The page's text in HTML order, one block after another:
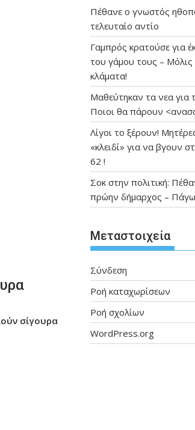
σίγουρα
Πέθανε ο γνωστός
τελευταίο αντίο
Γαμπρός κρατούσε για
του γάμου τους – Μόλις
κλάματα!
Μαθεύτηκαν τα νεα για
Ποιοι θα πάρουν
Λίγοι το ξέρουν!
«κλειδί» για να βγουν
62 !
Σοκ στην πολιτική:
πρώην δήμαρχος –
Μεταστοιχεία
Σύνδεση
Ροή καταχωρίσεων
Ροή σχολίων
WordPress.org